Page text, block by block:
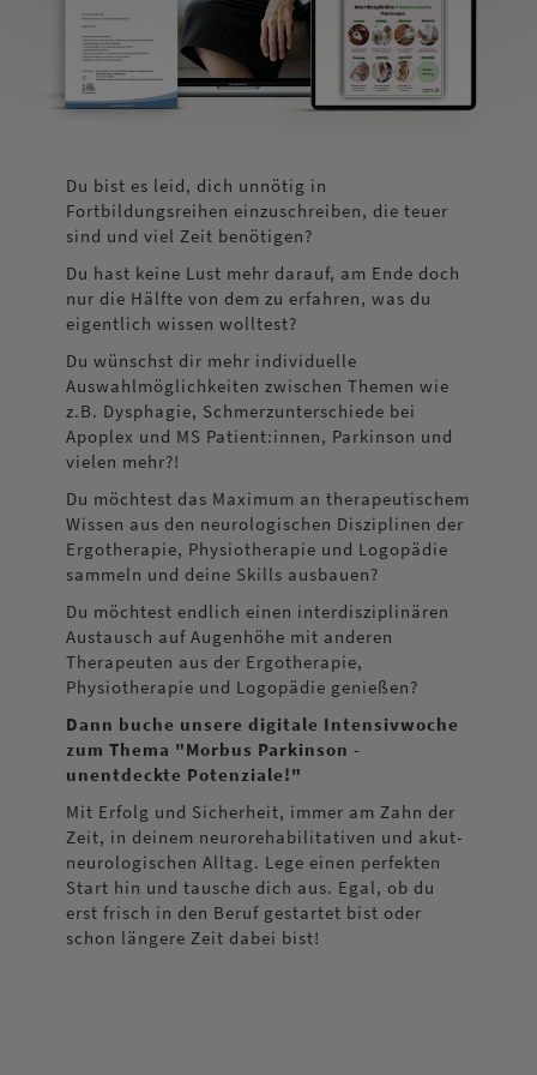
Du bist es leid, dich unnötig in
Fortbildungsreihen einzuschreiben, die teuer
sind und viel Zeit benötigen?
Du hast keine Lust mehr darauf, am Ende doch
nur die Hälfte von dem zu erfahren, was du
eigentlich wissen wolltest?
Du wünschst dir mehr individuelle
Auswahlmöglichkeiten zwischen Themen wie
z.B. Dysphagie, Schmerzunterschiede bei
Apoplex und MS Patient:innen, Parkinson und
vielen mehr?!
Du möchtest das Maximum an therapeutischem
Wissen aus den neurologischen Disziplinen der
Ergotherapie, Physiotherapie und Logopädie
sammeln und deine Skills ausbauen?
Du möchtest endlich einen interdisziplinären
Austausch auf Augenhöhe mit anderen
Therapeuten aus der Ergotherapie,
Physiotherapie und Logopädie genießen?
Dann buche unsere digitale Intensivwoche
zum Thema "Morbus Parkinson -
unentdeckte Potenziale!"
Mit Erfolg und Sicherheit, immer am Zahn der
Zeit, in deinem neurorehabilitativen und akut-
neurologischen Alltag. Lege einen perfekten
Start hin und tausche dich aus. Egal, ob du
erst frisch in den Beruf gestartet bist oder
schon längere Zeit dabei bist!